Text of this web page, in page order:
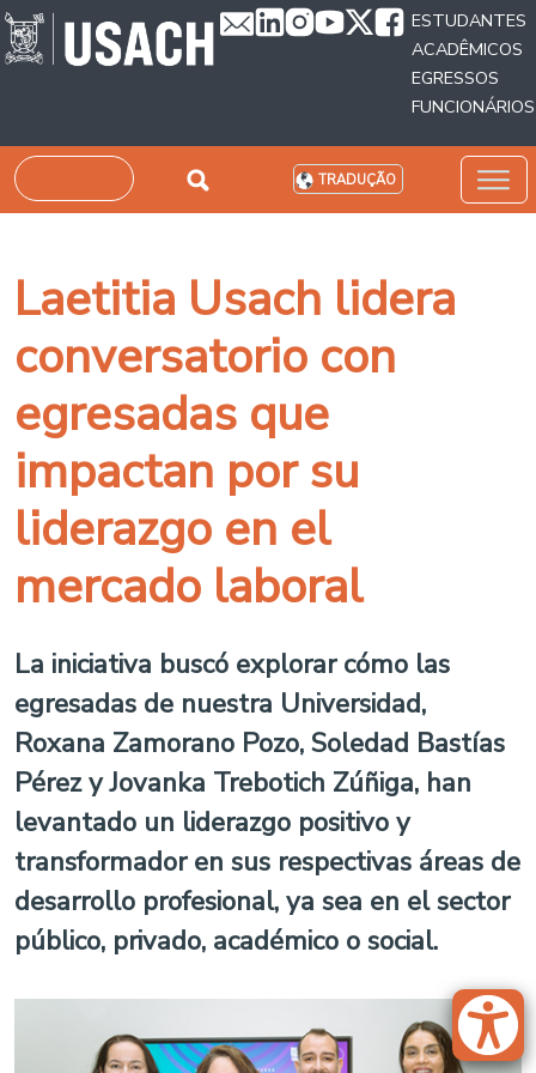
Passar para o conteúdo principal
ESTUDANTES
ACADÊMICOS
EGRESSOS
FUNCIONÁRIOS
Pesquisar TRADUÇÃO
Laetitia Usach lidera
conversatorio con
egresadas que
impactan por su
liderazgo en el
mercado laboral
La iniciativa buscó explorar cómo las
egresadas de nuestra Universidad,
Roxana Zamorano Pozo, Soledad Bastías
Pérez y Jovanka Trebotich Zúñiga, han
levantado un liderazgo positivo y
transformador en sus respectivas áreas de
desarrollo profesional, ya sea en el sector
público, privado, académico o social.